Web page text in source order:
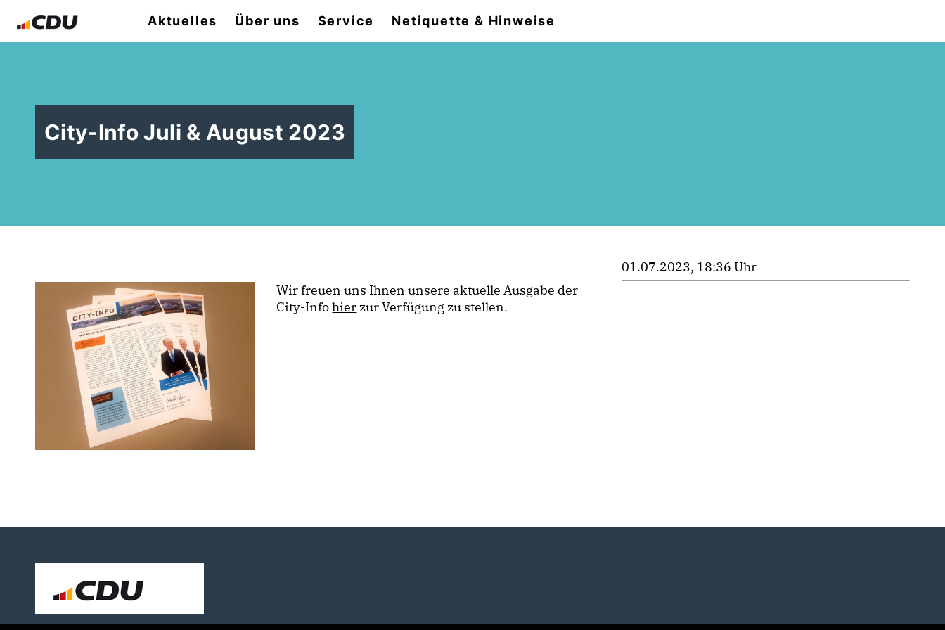
Aktuelles Über uns Service Netiquette & Hinweise
City-Info Juli & August 2023
Wir freuen uns Ihnen unsere aktuelle Ausgabe der
City-Infohier zur Verfügung zu stellen.
01.07.2023, 18:36 Uhr